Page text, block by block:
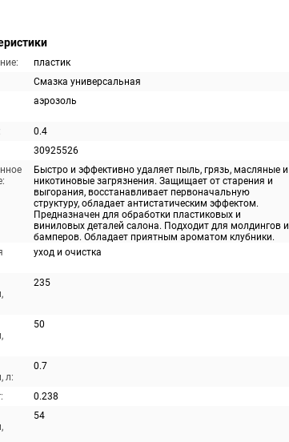
пластик
Смазка универсальная
аэрозоль
0.4
30925526
Быстро и эффективно удаляет пыль, грязь, масляные и
никотиновые загрязнения. Защищает от старения и
выгорания, восстанавливает первоначальную
структуру, обладает антистатическим эффектом.
Предназначен для обработки пластиковых и
виниловых деталей салона. Подходит для молдингов и
бамперов. Обладает приятным ароматом клубники.
уход и очистка
235
50
л:
0.7
0.238
54